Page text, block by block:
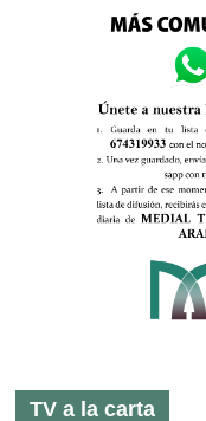
TV a la carta